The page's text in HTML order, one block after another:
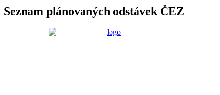
Seznam plánovaných odstávek ČEZ